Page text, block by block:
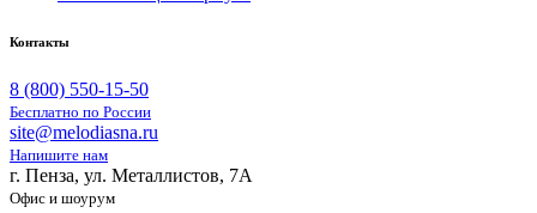
Контакты
8 (800) 550-15-50
Бесплатно по России
site@melodiasna.ru
Напишите нам
г. Пенза, ул. Металлистов, 7А
Офис и шоурум